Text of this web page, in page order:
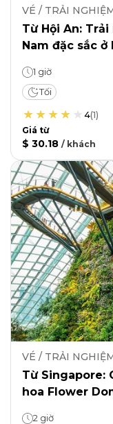
VÉ / TRẢI
Từ Hội An:
Nam đặc sắc ở
1 giờ
Tối
4(1)
Giá từ
$ 30.18 / khách
VÉ / TRẢI
Từ Singapore:
hoa Flower
2 giờ